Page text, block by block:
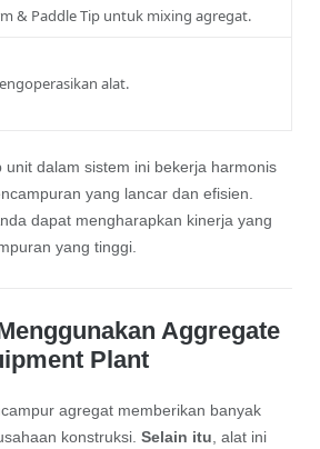
& Paddle Tip untuk mixing agregat.
alat.
unit dalam sistem ini bekerja harmonis
yang lancar dan efisien.
dapat mengharapkan kinerja yang
yang tinggi.
Aggregate
Plant
agregat memberikan banyak
konstruksi. Selain itu , alat ini